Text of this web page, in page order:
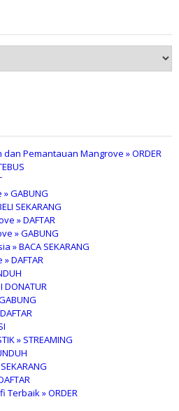
Pemantauan Mangrove » ORDER
GABUNG
SEKARANG
» DAFTAR
» GABUNG
BACA SEKARANG
DAFTAR
DONATUR
» STREAMING
Terbaik » ORDER